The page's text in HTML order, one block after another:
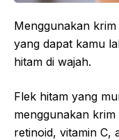
Menggunakan
yang dapat kamu
hitam di wajah.
Flek hitam yang
menggunakan
retinoid, vitamin C,